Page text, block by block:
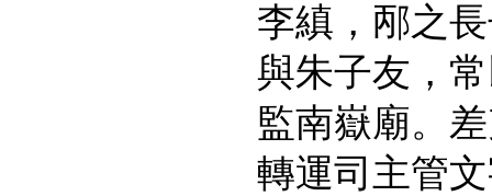
李縝，邴之
與朱子友，
監南嶽廟。
轉運司主管